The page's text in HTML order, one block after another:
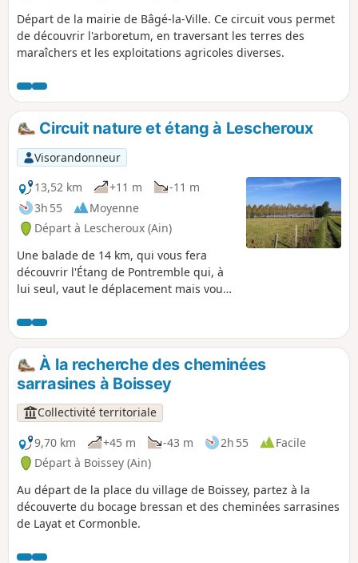
Départ de la mairie de Bâgé-la-Ville. Ce circuit vous permet
de découvrir l'arboretum, en traversant les terres des
maraîchers et les exploitations agricoles diverses.
Circuit nature et étang à Lescheroux
Visorandonneur
13,52 km
+11 m
-11 m
3h 55
Moyenne
Départ à Lescheroux (Ain)
Une balade de 14 km, qui vous fera
découvrir l'Étang de Pontremble qui, à
lui seul, vaut le déplacement mais vous
colombages et bien d'autres choses.
À la recherche des cheminées
sarrasines à Boissey
Collectivité territoriale
9,70 km
+45 m -43 m 2h 55
Facile
Départ à Boissey (Ain)
Au départ de la place du village de Boissey, partez à la
découverte du bocage bressan et des cheminées sarrasines
de Layat et Cormonble.